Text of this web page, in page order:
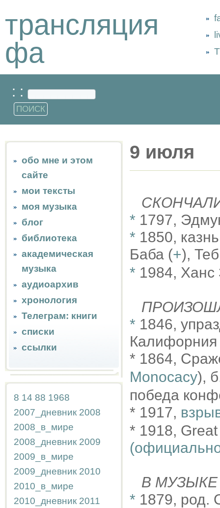
трансляция
фа
: :
обо мне и этом
сайте
мои тексты
моя музыка
блог
библиотека
академическая
музыка
аудиоархив
хронология
Телеграм: книги
списки
ссылки
8 14 88 1968
2007_дневник 2008
2008_в_мире
2008_дневник 2009
2009_в_мире
2009_дневник 2010
2010_в_мире
2010_дневник 2011
9 июля
* 1797,
* 1850,
Баба (+),
* 1984, Ханс
* 1846,
* 1864,
Monocacy),
победа
* 1917,
* 1918,
В МУЗЫКЕ
* 1879, род.